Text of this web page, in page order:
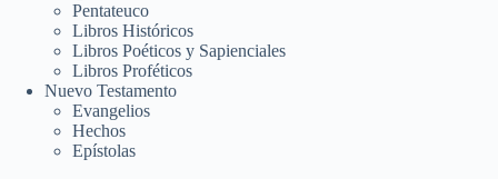
Pentateuco
Libros Históricos
Libros Poéticos y Sapienciales
Libros Proféticos
Nuevo Testamento
Evangelios
Hechos
Epístolas